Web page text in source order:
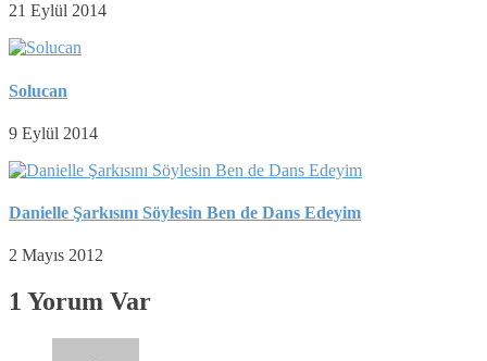
21 Eylül 2014
Solucan
9 Eylül 2014
Danielle Şarkısını Söylesin Ben de Dans Edeyim
2 Mayıs 2012
1 Yorum Var